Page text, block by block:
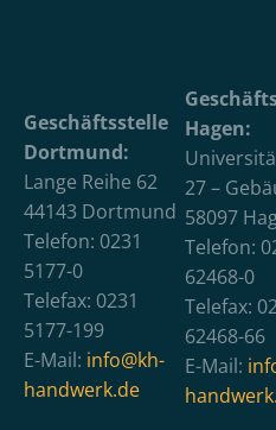
Geschäftsstelle
Dortmund:
Lange Reihe 62
44143 Dortmund
Telefon: 0231
5177-0
Telefax: 0231
5177-199
E-Mail: info@kh-
handwerk.de
Hagen:
27 –
58097
Telefon:
62468-0
Telefax:
62468-66
E-Mail: